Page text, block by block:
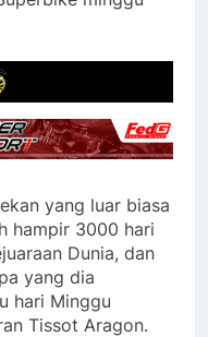
yang luar biasa
hampir 3000 hari
Dunia, dan
yang dia
hari Minggu
Tissot Aragon.